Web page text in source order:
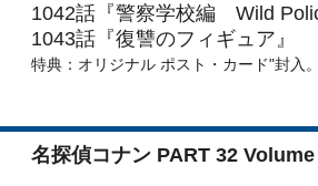
1042話『警察学校編 Wild
1043話『復讐のフィギュア』
特典：オリジナル ポスト・カード"封入
名探偵コナン PART 32 Volume